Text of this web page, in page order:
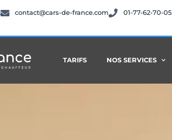
contact@cars-de-france.com 01-77-62-70-05
TARIFS NOS SERVICES